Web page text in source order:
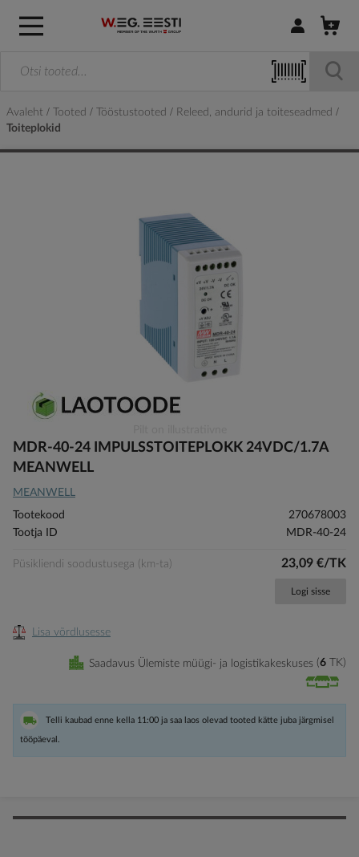
Logi sisse /
Avaleht Tooted Tööstustooted
Releed, andurid ja toiteseadmed
Toiteplokid
to
the
of
the
images
gallery
MDR-40-24 IMPULSSTOITEPLOKK 24VDC/1.7A
MEANWELL
MEANWELL
Tootekood
270678003
Tootja ID
MDR-40-24
Püsikliendi soodustusega (km-ta) 23,09 €/TK
Logi sisse
Lisa võrdlusesse
Saadavus Ülemiste müügi- ja logistikakeskuses 6 TK
Telli kaubad enne kella 11:00 ja saa laos olevad tooted kätte juba järgmisel
tööpäeval.